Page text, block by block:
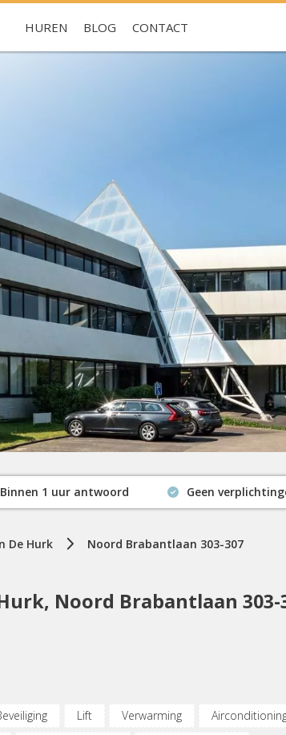
HUREN BLOG CONTACT
Binnen 1 uur antwoord
Geen
De Hurk Noord Brabantlaan 303-307
Noord Brabantlaan 303-
Lift Verwarming